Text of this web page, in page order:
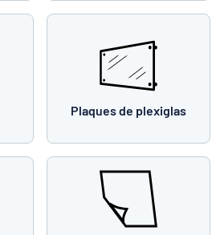
Plaques de plexiglas